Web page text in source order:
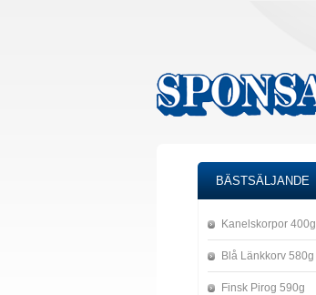
BÄSTSÄLJANDE
Kanelskorpor 400g
Blå Länkkorv 580g
Finsk Pirog 590g